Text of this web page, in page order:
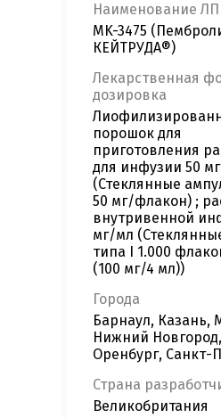
Наименование ЛП
MK-3475
КЕЙТРУДА®)
Лекарственная
дозировка
порошок для
приготовления
для инфузии 50 мг
(Стеклянные
50 мг/флакон) ;
внутривенной
мг/мл
типа I 1.000
(100 мг/4 мл))
Города
Барнаул, Казань,
Нижний
Оренбург, Санкт-
Страна
Великобритания